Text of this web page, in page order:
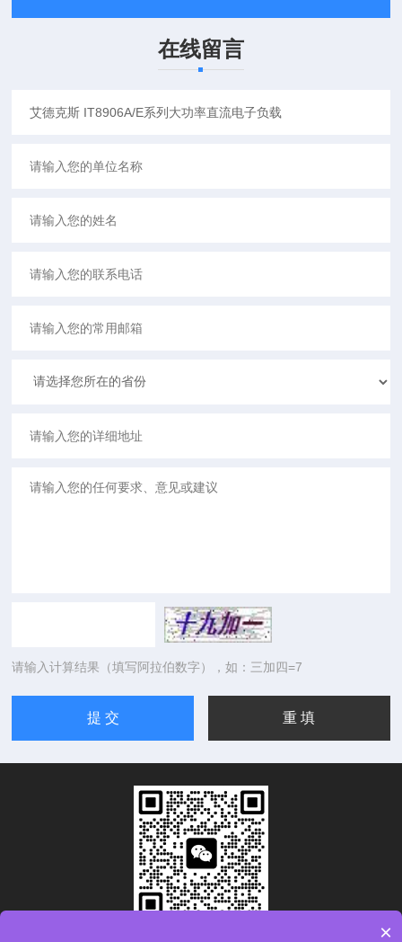
在线留言
请输入计算结果（填写阿拉伯数字），如：三加四=7
×